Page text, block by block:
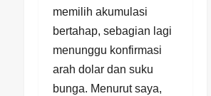
memilih akumulasi
bertahap, sebagian lagi
menunggu konfirmasi
arah dolar dan suku
bunga. Menurut saya,